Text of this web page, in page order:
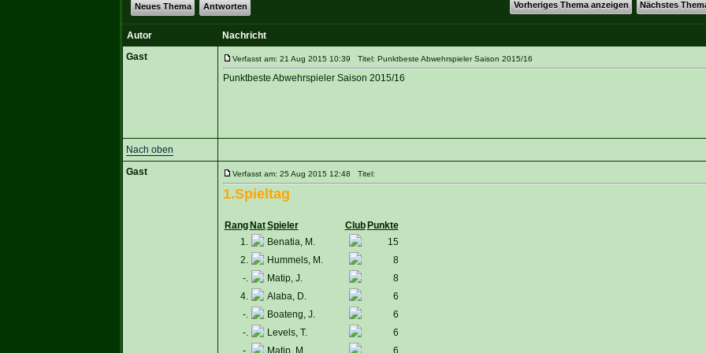
Vorheriges Thema anzeigen Nächstes
Neues Thema Antworten
Autor
Nachricht
Gast
Verfasst am: 21 Aug 2015 10:39 Titel: Punktbeste Abwehrspieler Saison 2015/16
Punktbeste Abwehrspieler Saison 2015/16
Nach oben
Gast
Verfasst am: 25 Aug 2015 12:48 Titel:
1.Spieltag
RangNatSpieler ClubPunkte
1.
Benatia, M.
15
2.
Hummels, M.
8
-.
Matip, J.
8
4.
Alaba, D.
6
-.
Boateng, J.
6
-.
Levels, T.
6
-.
Matip, M.
6